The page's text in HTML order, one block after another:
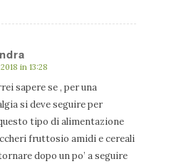
in 13:28
sapere se , per una
si deve seguire per
tipo di alimentazione
fruttosio amidi e cereali
dopo un po’ a seguire